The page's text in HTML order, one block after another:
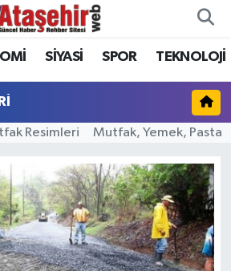
SİYASİ SPOR TEKNOLOJİ
Resimleri Mutfak, Yemek, Pasta
Durumu ve Fikstür